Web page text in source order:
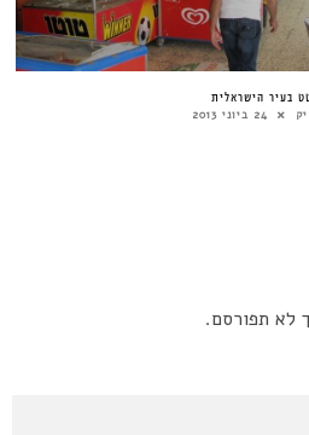
בעיר הישראלית
24 ביוני 2013
לא תפורסם.